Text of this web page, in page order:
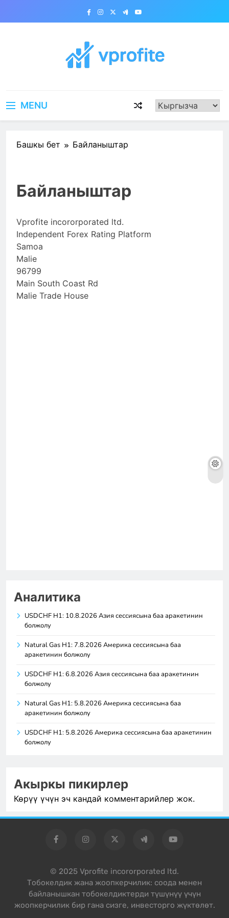
MENU
Башкы бет Байланыштар
Байланыштар
Vprofite incororporated ltd.
Independent Forex Rating Platform
Samoa
Malie
96799
Main South Coast Rd
Malie Trade House
Аналитика
USDCHF H1: 10.8.2026 Азия сессиясына баа аракетинин
болжолу
Natural Gas H1: 7.8.2026 Америка сессиясына баа
аракетинин болжолу
USDCHF H1: 6.8.2026 Азия сессиясына баа аракетинин
болжолу
Natural Gas H1: 5.8.2026 Америка сессиясына баа
аракетинин болжолу
USDCHF H1: 5.8.2026 Америка сессиясына баа аракетинин
болжолу
Акыркы пикирлер
Көрүү үчүн эч кандай комментарийлер жок.
© 2025 Vprofite incororporated ltd.
Тобокелдик жана жоопкерчилик: соода менен
байланышкан тобокелдиктерди түшүнүү үчүн
жоопкерчилик бир гана сизге, инвесторго жүктөлөт.